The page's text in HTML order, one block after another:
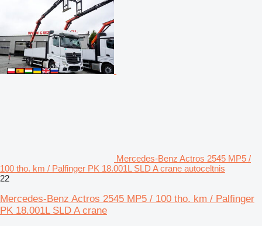
Mercedes-Benz Actros 2545 MP5 /
100 tho. km / Palfinger PK 18.001L SLD A crane autoceltnis
22
Mercedes-Benz Actros 2545 MP5 / 100 tho. km / Palfinger
PK 18.001L SLD A crane